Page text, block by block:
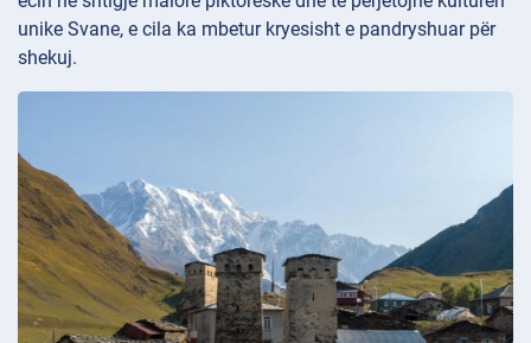
unike Svane, e cila ka mbetur kryesisht e pandryshuar për
shekuj.